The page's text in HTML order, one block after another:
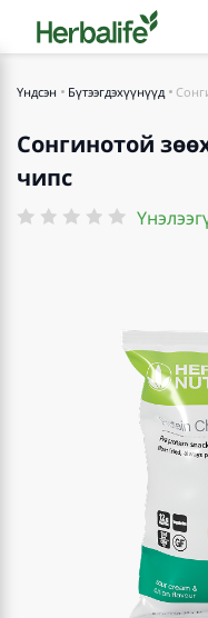
Үндсэн Бүтээгдэхүүнүүд
Сонгинотой
чипс